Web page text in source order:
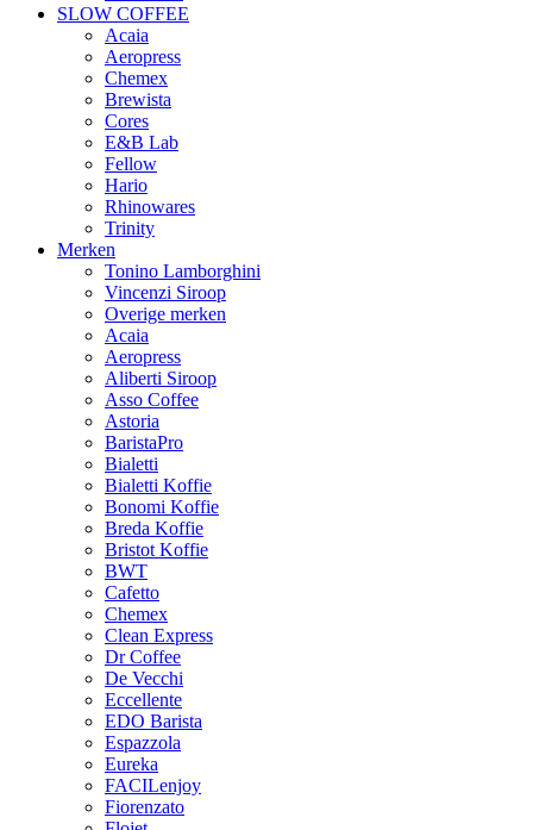
SLOW COFFEE
Acaia
Aeropress
Chemex
Brewista
Cores
E&B Lab
Fellow
Hario
Rhinowares
Trinity
Merken
Tonino Lamborghini
Vincenzi Siroop
Overige merken
Acaia
Aeropress
Aliberti Siroop
Asso Coffee
Astoria
BaristaPro
Bialetti
Bialetti Koffie
Bonomi Koffie
Breda Koffie
Bristot Koffie
BWT
Cafetto
Chemex
Clean Express
Dr Coffee
De Vecchi
Eccellente
EDO Barista
Espazzola
Eureka
FACILenjoy
Fiorenzato